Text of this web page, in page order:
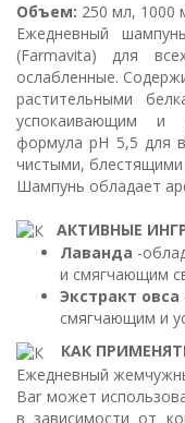
Объем: 250 мл, 1000
Ежедневный
(Farmavita) для
ослабленные.
растительными
успокаивающим и
формула pH 5,5 для
чистыми, блестящими
Шампунь обладает
АКТИВНЫЕ
Лаванда -
и смягчающим
Экстракт овса
смягчающим и
КАК
Ежедневный
Bar может
в зависимости от